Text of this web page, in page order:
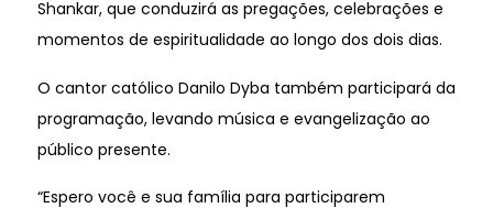
Shankar, que conduzirá as pregações, celebrações e
momentos de espiritualidade ao longo dos dois dias.
O cantor católico Danilo Dyba também participará da
programação, levando música e evangelização ao
público presente.
“Espero você e sua família para participarem